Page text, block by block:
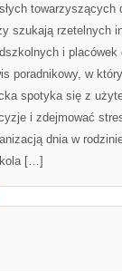
szukają rzetelnych
i placówek
poradnikowy, w
spotyka się z
i zdejmować
dnia w
[…]